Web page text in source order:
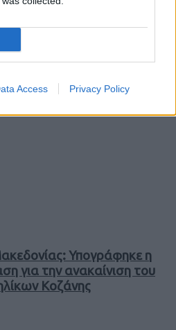
Access Privacy Policy
Υπογράφηκε η
για την ανακαίνιση του
Κοζάνης